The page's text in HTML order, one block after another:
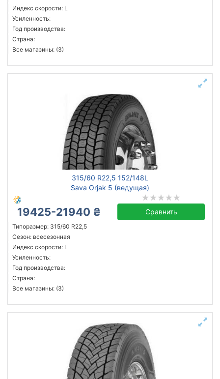
Индекс скорости: L
Усиленность:
Год производства:
Страна:
Все магазины: (3)
315/60 R22,5 152/148L
Sava Orjak 5 (ведущая)
19425-21940 ₴ Сравнить
Типоразмер: 315/60 R22,5
Сезон: всесезонная
Индекс скорости: L
Усиленность:
Год производства:
Страна:
Все магазины: (3)